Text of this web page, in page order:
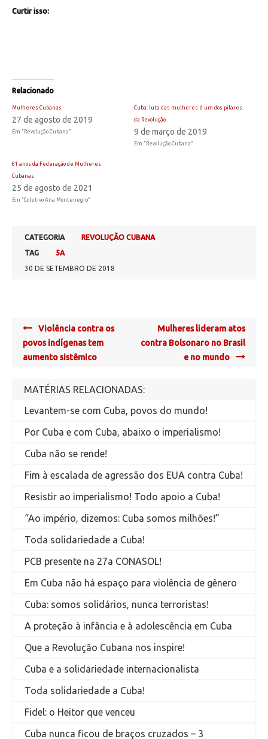
Curtir isso:
Relacionado
Mulheres Cubanas
27 de agosto de 2019
Em "Revolução Cubana"
Cuba: luta das mulheres é um dos pilares
da Revolução
9 de março de 2019
Em "Revolução Cubana"
61 anos da Federação de Mulheres
Cubanas
25 de agosto de 2021
Em "Coletivo Ana Montenegro"
CATEGORIA
REVOLUÇÃO CUBANA
TAG
5A
30 DE SETEMBRO DE 2018
Post
navigation
Violência contra os
povos indígenas tem
aumento sistêmico
Mulheres lideram atos
contra Bolsonaro no Brasil
e no mundo
MATÉRIAS RELACIONADAS:
Levantem-se com Cuba, povos do mundo!
Por Cuba e com Cuba, abaixo o imperialismo!
Cuba não se rende!
Fim à escalada de agressão dos EUA contra Cuba!
Resistir ao imperialismo! Todo apoio a Cuba!
“Ao império, dizemos: Cuba somos milhões!”
Toda solidariedade a Cuba!
PCB presente na 27a CONASOL!
Em Cuba não há espaço para violência de gênero
Cuba: somos solidários, nunca terroristas!
A proteção à infância e à adolescência em Cuba
Que a Revolução Cubana nos inspire!
Cuba e a solidariedade internacionalista
Toda solidariedade a Cuba!
Fidel: o Heitor que venceu
Cuba nunca ficou de braços cruzados – 3